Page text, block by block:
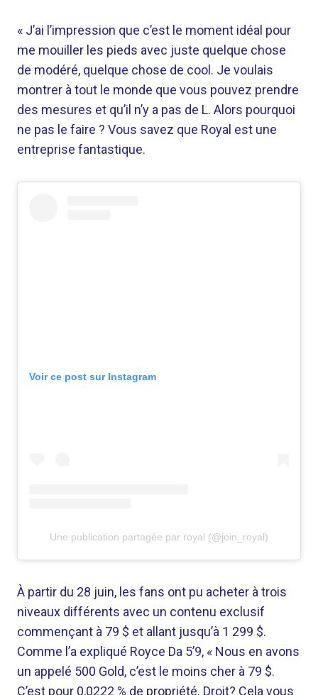
« J’ai l’impression que c’est le moment idéal pour
me mouiller les pieds avec juste quelque chose
de modéré, quelque chose de cool. Je voulais
montrer à tout le monde que vous pouvez prendre
des mesures et qu’il n’y a pas de L. Alors pourquoi
ne pas le faire ? Vous savez que Royal est une
entreprise fantastique.
Voir ce post sur Instagram
Une publication partagée par royal (@join_royal)
À partir du 28 juin, les fans ont pu acheter à trois
niveaux différents avec un contenu exclusif
commençant à 79 $ et allant jusqu’à 1 299 $.
Comme l’a expliqué Royce Da 5’9, « Nous en avons
un appelé 500 Gold, c’est le moins cher à 79 $.
C’est pour 0,0222 % de propriété. Droit? Cela vous